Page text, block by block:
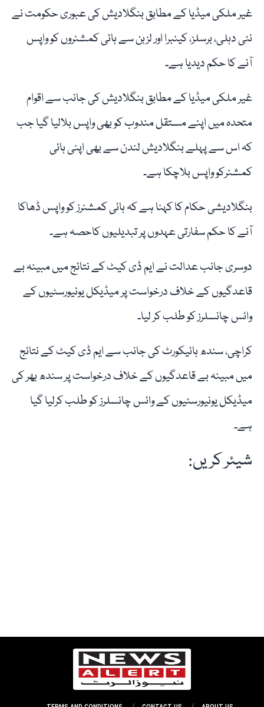
غیر ملکی میڈیا کے مطابق بنگلادیش کی عبوری حکومت نے
نئی دہلی، برسلز، کینبرا اور لزبن سے ہائی کمشنروں کو واپس
آنے کا حکم دیدیا ہے۔
غیر ملکی میڈیا کے مطابق بنگلادیش کی جانب سے اقوام
متحدہ میں اپنے مستقل مندوب کو بھی واپس بلالیا گیا جب
کہ اس سے پہلے بنگلادیش لندن سے بھی اپنی ہائی
کمشنرکو واپس بلاچکا ہے۔
بنگلادیشی حکام کا کہنا ہے کہ ہائی کمشنرز کو واپس ڈھاکا
آنے کا حکم سفارتی عہدوں پر تبدیلیوں کاحصہ ہے۔
دوسری جانب عدالت نے ایم ڈی کیٹ کے نتائج میں مبینہ بے
قاعدگیوں کے خلاف درخواست پر میڈیکل یونیورسٹیوں کے
وائس چانسلرز کو طلب کر لیا۔
کراچی، سندھ ہائیکورٹ کی جانب سے ایم ڈی کیٹ کے نتائج
میں مبینہ بے قاعدگیوں کے خلاف درخواست پر سندھ بھر کی
میڈیکل یونیورسٹیوں کے وائس چانسلرز کو طلب کرلیا گیا
ہے۔
شیئر کریں: